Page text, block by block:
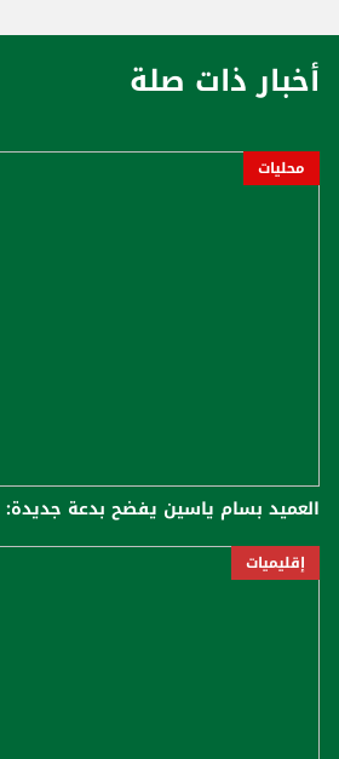
أخبار ذات صلة
محليات
العميد بسام ياسين يفضح بدعة
إقليميات